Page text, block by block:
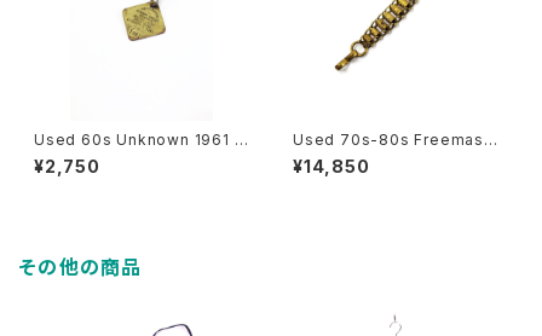
Used 60s Unknown 1961 B
rass Dog tag 古着
¥2,750
Used 70s-80s Freemason
Sword Short Chain 古着
¥14,850
その他の商品